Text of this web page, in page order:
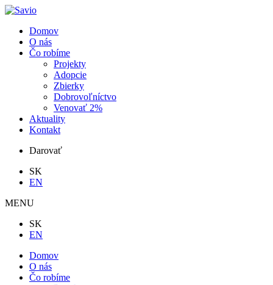
Domov
O nás
Čo robíme
Projekty
Adopcie
Zbierky
Dobrovoľníctvo
Venovať 2%
Aktuality
Kontakt
Darovať
SK
EN
MENU
SK
EN
Domov
O nás
Čo robíme